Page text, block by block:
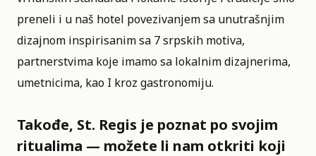
preneli i u naš hotel povezivanjem sa unutrašnjim
dizajnom inspirisanim sa 7 srpskih motiva,
partnerstvima koje imamo sa lokalnim dizajnerima,
umetnicima, kao I kroz gastronomiju.
Takođe, St. Regis je poznat po svojim
ritualima — možete li nam otkriti koji